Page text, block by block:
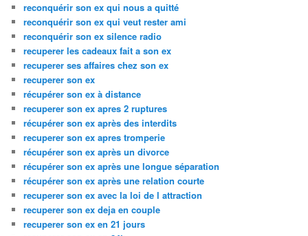
reconquérir son ex qui nous a quitté
reconquérir son ex qui veut rester ami
reconquérir son ex silence radio
recuperer les cadeaux fait a son ex
recuperer ses affaires chez son ex
recuperer son ex
récupérer son ex à distance
recuperer son ex apres 2 ruptures
récupérer son ex après des interdits
recuperer son ex apres tromperie
récupérer son ex après un divorce
récupérer son ex après une longue séparation
récupérer son ex après une relation courte
recuperer son ex avec la loi de l attraction
recuperer son ex deja en couple
recuperer son ex en 21 jours